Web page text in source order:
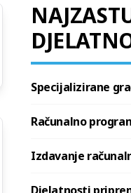
Specijalizirane
Računalno
Izdavanje